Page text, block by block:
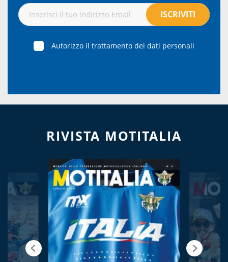
Autorizzo il trattamento dei dati personali
RIVISTA MOTITALIA